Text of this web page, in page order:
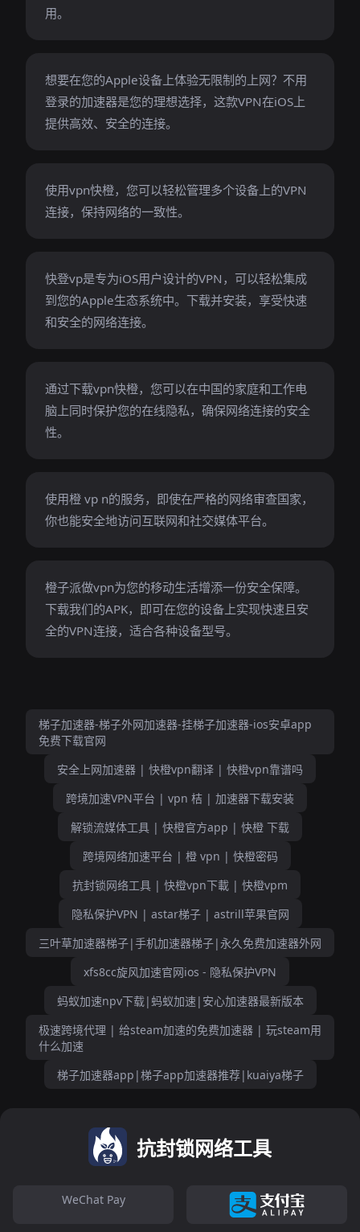
用。
想要在您的Apple设备上体验无限制的上网？不用
登录的加速器是您的理想选择，这款VPN在iOS上
提供高效、安全的连接。
使用vpn快橙，您可以轻松管理多个设备上的VPN
连接，保持网络的一致性。
快登vp是专为iOS用户设计的VPN，可以轻松集成
到您的Apple生态系统中。下载并安装，享受快速
和安全的网络连接。
通过下载vpn快橙，您可以在中国的家庭和工作电
脑上同时保护您的在线隐私，确保网络连接的安全
性。
使用橙 vp n的服务，即使在严格的网络审查国家，
你也能安全地访问互联网和社交媒体平台。
橙子派做vpn为您的移动生活增添一份安全保障。
下载我们的APK，即可在您的设备上实现快速且安
全的VPN连接，适合各种设备型号。
梯子加速器-梯子外网加速器-挂梯子加速器-ios安卓app
免费下载官网
安全上网加速器 | 快橙vpn翻译 | 快橙vpn靠谱吗
跨境加速VPN平台 | vpn 桔 | 加速器下载安装
解锁流媒体工具 | 快橙官方app | 快橙 下载
跨境网络加速平台 | 橙 vpn | 快橙密码
抗封锁网络工具 | 快橙vpn下載 | 快橙vpm
隐私保护VPN | astar梯子 | astrill苹果官网
三叶草加速器梯子|手机加速器梯子|永久免费加速器外网
xfs8cc旋风加速官网ios - 隐私保护VPN
蚂蚁加速npv下载|蚂蚁加速|安心加速器最新版本
极速跨境代理 | 给steam加速的免费加速器 | 玩steam用
什么加速
梯子加速器app|梯子app加速器推荐|kuaiya梯子
抗封锁网络工具
WeChat Pay